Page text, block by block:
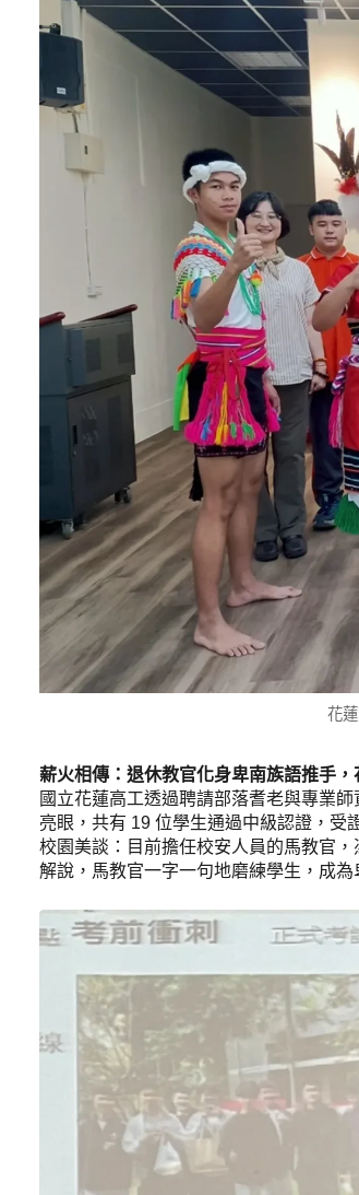
花
薪火相傳：退休教官化身卑南族語推手
國立花蓮高工透過聘請部落耆老與專業
亮眼，共有 19 位學生通過中級認證，受
校園美談：目前擔任校安人員的馬教官
解說，馬教官一字一句地磨練學生，成